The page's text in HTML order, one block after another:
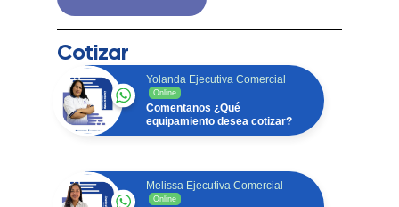
Cotizar
Yolanda Ejecutiva Comercial
Online
Comentanos ¿Qué
equipamiento desea cotizar?
Melissa Ejecutiva Comercial
Online